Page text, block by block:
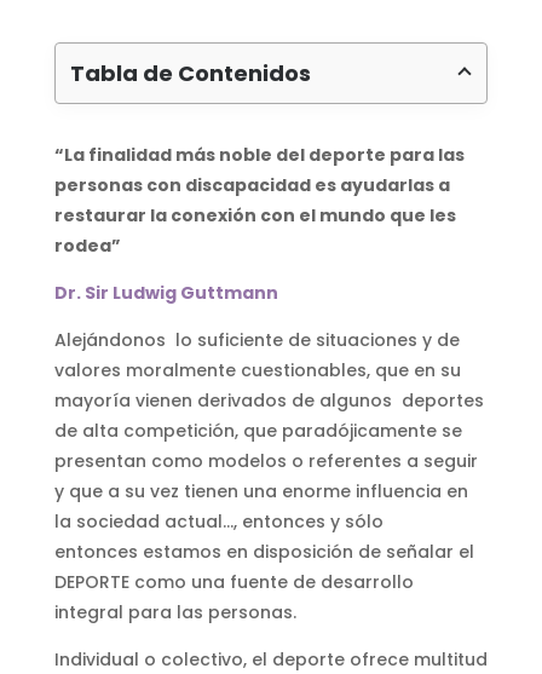
Tabla de Contenidos
“La finalidad más noble del deporte para las
personas con discapacidad es ayudarlas a
restaurar la conexión con el mundo que les
rodea”
Dr. Sir Ludwig Guttmann
Alejándonos lo suficiente de situaciones y de
valores moralmente cuestionables, que en su
mayoría vienen derivados de algunos deportes
de alta competición, que paradójicamente se
presentan como modelos o referentes a seguir
y que a su vez tienen una enorme influencia en
la sociedad actual…, entonces y sólo
entonces estamos en disposición de señalar el
DEPORTE como una fuente de desarrollo
integral para las personas.
Individual o colectivo, el deporte ofrece multitud